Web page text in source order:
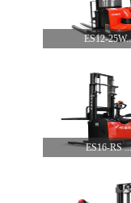
ES12-
ES16-RS ...